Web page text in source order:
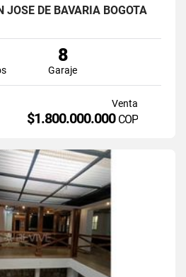
JOSÉ DE BAVARIA BOGOTÁ
8
Garaje
Venta
$1.800.000.000 COP